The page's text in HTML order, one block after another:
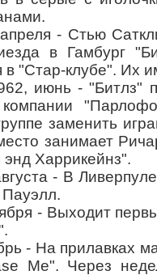
- Стью Сатклифф
в Гамбург
в "Стар-клубе". Их
- "Битлз"
компании
заменить
занимает
Харрикейнз".
- В Ливерпуле
Выходит первый
прилавках
Me". Через